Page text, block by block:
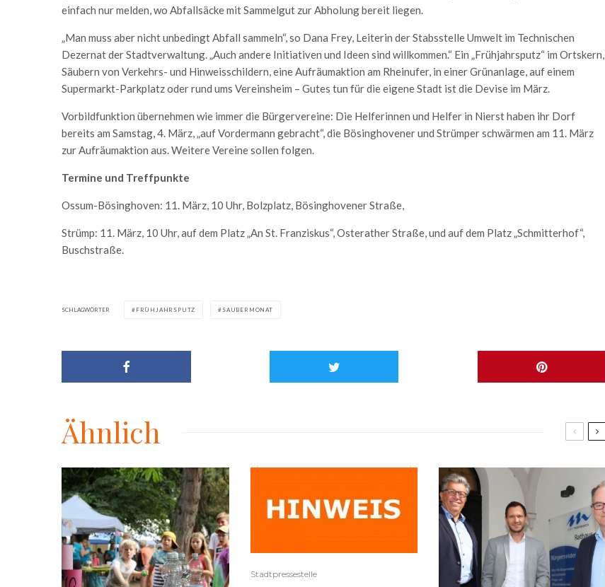
einfach nur melden, wo Abfallsäcke mit Sammelgut zur Abholung bereit liegen.
„Man muss aber nicht unbedingt Abfall sammeln“, so Dana Frey, Leiterin der Stabsstelle Umwelt im Technischen
Dezernat der Stadtverwaltung. „Auch andere Initiativen und Ideen sind willkommen.“ Ein „Frühjahrsputz“ im Ortskern,
Säubern von Verkehrs- und Hinweisschildern, eine Aufräumaktion am Rheinufer, in einer Grünanlage, auf einem
Supermarkt-Parkplatz oder rund ums Vereinsheim – Gutes tun für die eigene Stadt ist die Devise im März.
Vorbildfunktion übernehmen wie immer die Bürgervereine: Die Helferinnen und Helfer in Nierst haben ihr Dorf
bereits am Samstag, 4. März, „auf Vordermann gebracht“, die Bösinghovener und Strümper schwärmen am 11. März
zur Aufräumaktion aus. Weitere Vereine sollen folgen.
Termine und Treffpunkte
Ossum-Bösinghoven: 11. März, 10 Uhr, Bolzplatz, Bösinghovener Straße,
Strümp: 11. März, 10 Uhr, auf dem Platz „An St. Franziskus“, Osterather Straße, und auf dem Platz „Schmitterhof“,
Buschstraße.
SCHLAGWÖRTER FRÜHJAHRSPUTZ SAUBERMONAT
Ähnlich
Stadtpressestelle